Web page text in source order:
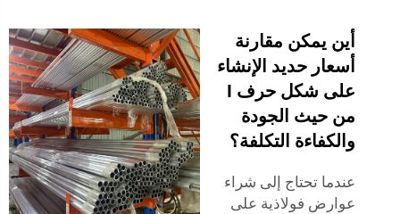
أين يمكن مقارنة
أسعار حديد الإنشاء
على شكل حرف I
من حيث الجودة
والكفاءة التكلفة؟
عندما تحتاج إلى شراء
عوارض فولاذية على